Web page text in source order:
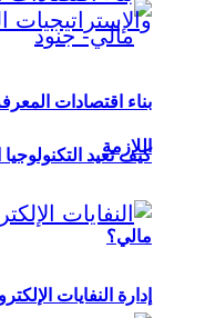
كيف تعيد
مالي؟
بناء اقتصادات
اللازمة
إدارة النفايات